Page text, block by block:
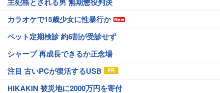
カラオケで15歳少女に性暴行か
ペット定期検診 約6割が受診せず
シャープ 再成長できるか正念場
注目 古いPCが復活するUSB
HIKAKIN 被災地に2000万円を寄付